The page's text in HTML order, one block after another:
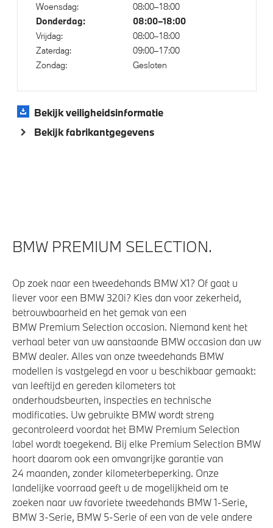
Voorbereiding Driving Assistance
xDrive - Vierwielaandrijving
Veiligheid
Akoestische waarschuwing voor voetgangers
Woensdag:
08:00–18:00
Donderdag: 08:00–18:00
Vrijdag:
08:00–18:00
Zaterdag:
09:00–17:00
Zondag:
Gesloten
Bekijk veiligheidsinformatie
Bekijk fabrikantgegevens
BMW PREMIUM SELECTION.
Op zoek naar een tweedehands BMW X1? Of gaat u
liever voor een BMW 320i? Kies dan voor zekerheid,
betrouwbaarheid en het gemak van een
BMW Premium Selection occasion. Niemand kent het
verhaal beter van uw aanstaande BMW occasion dan uw
BMW dealer. Alles van onze tweedehands BMW
modellen is vastgelegd en voor u beschikbaar gemaakt:
van leeftijd en gereden kilometers tot
onderhoudsbeurten, inspecties en technische
modificaties. Uw gebruikte BMW wordt streng
gecontroleerd voordat het BMW Premium Selection
label wordt toegekend. Bij elke Premium Selection BMW
hoort daarom ook een omvangrijke garantie van
24 maanden, zonder kilometerbeperking. Onze
landelijke voorraad geeft u de mogelijkheid om te
zoeken naar uw favoriete tweedehands BMW 1-Serie,
BMW 3-Serie, BMW 5-Serie of een van de vele andere